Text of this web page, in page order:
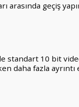
arasında geçiş
10 bit
daha fazla